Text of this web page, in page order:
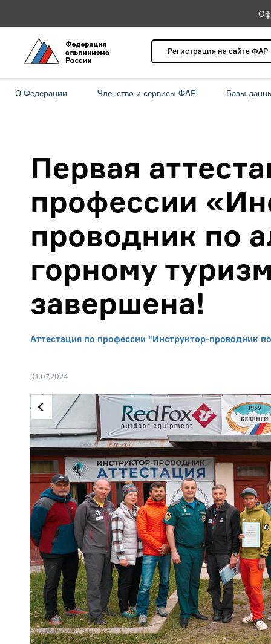
Регистрация на сайте ФАР
О Федерации Членство и сервисы ФАР Базы
Первая
профессии
проводник по
горному
завершена!
Аттестация по профессии "Инструктор-проводник
01.07.2024